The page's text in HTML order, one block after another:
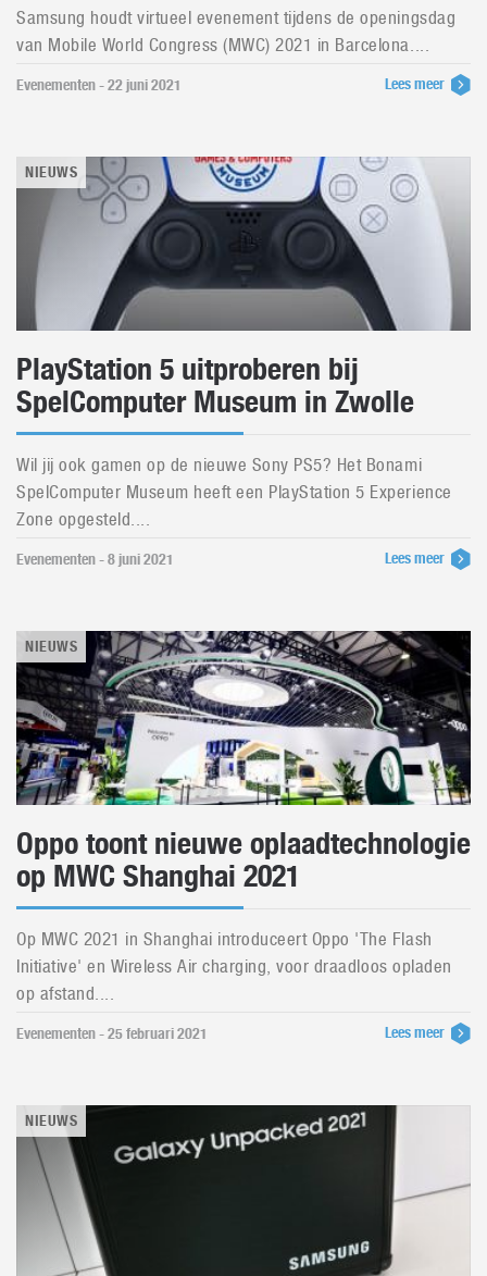
Samsung houdt virtueel evenement tijdens de openingsdag
van Mobile World Congress (MWC) 2021 in Barcelona....
Evenementen - 22 juni 2021 Lees meer
NIEUWS
PlayStation 5 uitproberen bij
SpelComputer Museum in Zwolle
Wil jij ook gamen op de nieuwe Sony PS5? Het Bonami
SpelComputer Museum heeft een PlayStation 5 Experience
Zone opgesteld....
Evenementen - 8 juni 2021 Lees meer
NIEUWS
Oppo toont nieuwe oplaadtechnologie
op MWC Shanghai 2021
Op MWC 2021 in Shanghai introduceert Oppo 'The Flash
Initiative' en Wireless Air charging, voor draadloos opladen
op afstand....
Evenementen - 25 februari 2021 Lees meer
NIEUWS